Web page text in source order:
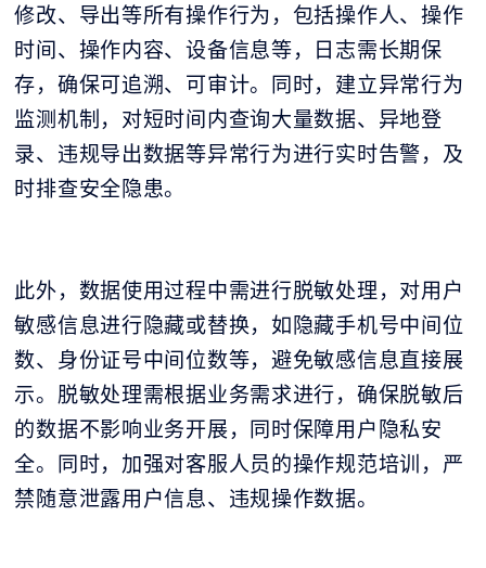
修改、导出等所有操作行为，包括操作人、操作
时间、操作内容、设备信息等，日志需长期保
存，确保可追溯、可审计。同时，建立异常行为
监测机制，对短时间内查询大量数据、异地登
录、违规导出数据等异常行为进行实时告警，及
时排查安全隐患。
此外，数据使用过程中需进行脱敏处理，对用户
敏感信息进行隐藏或替换，如隐藏手机号中间位
数、身份证号中间位数等，避免敏感信息直接展
示。脱敏处理需根据业务需求进行，确保脱敏后
的数据不影响业务开展，同时保障用户隐私安
全。同时，加强对客服人员的操作规范培训，严
禁随意泄露用户信息、违规操作数据。